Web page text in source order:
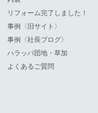
リフォーム完了しました！
事例〈旧サイト〉
事例〈社長ブログ〉
ハラッパ団地・草加
よくあるご質問